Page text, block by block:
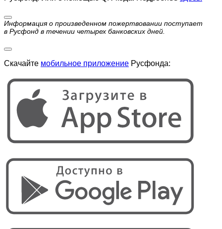
Информация о произведенном пожертвовании поступает
в Русфонд в течении четырех банковских дней.
Скачайте мобильное приложение Русфонда: